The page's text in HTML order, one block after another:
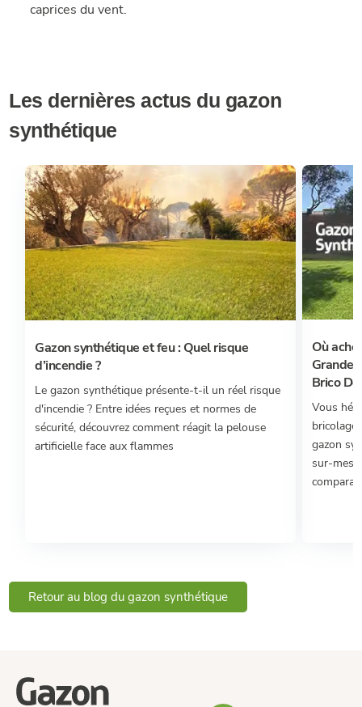
caprices du vent.
Les dernières actus du gazon
synthétique
Gazon synthétique et feu : Quel risque
d’incendie ?
Le gazon synthétique présente-t-il un réel risque
d'incendie ? Entre idées reçues et normes de
sécurité, découvrez comment réagit la pelouse
artificielle face aux flammes
Où
Brico
Vous
bricolage
gazon
sur-
Retour au blog du gazon synthétique